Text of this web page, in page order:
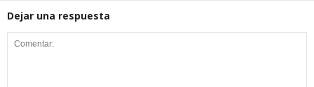
Dejar una respuesta